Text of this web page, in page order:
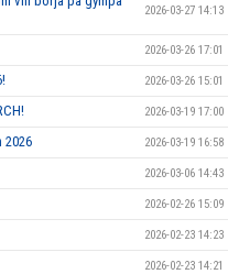
2026-03-27 14:13
2026-03-26 17:01
2026-03-26 15:01
2026-03-19 17:00
2026 2026-03-19 16:58
2026-03-06 14:43
2026-02-26 15:09
2026-02-23 14:23
2026-02-23 14:21